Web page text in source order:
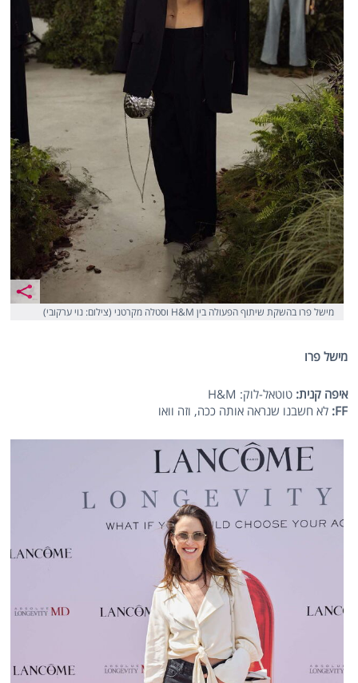
מישל פרו בהשקת שיתוף הפעולה בין H&M וסטלה מקרטני (צילום: נוי ערקובי)
מישל פרו
איפה קנית:טוטאל-לוק: H&M
FF
:לא חשבנו שנראה אותה ככה, וזה וואו